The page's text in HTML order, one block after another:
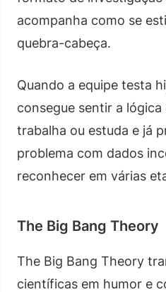
acompanha como se
quebra-cabeça.
Quando a equipe testa
consegue sentir a
trabalha ou estuda e já
problema com dados
reconhecer em várias
The Big Bang Theory
The Big Bang Theory
científicas em humor e